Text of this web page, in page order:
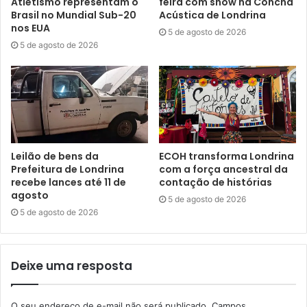
Luther King, Madre Teresa de Calcutá, Zilda Arns, Maria
Montessori, Malala Yousafzai, Chico Xavier, Nelson
Mandela e Seo Pacífico (personagem das organizações da
sociedade civil Pazeando).
Parte da programação será a contação de histórias para
crianças utilizando os avatares pacifistas. “Professoras
mediadoras da Secretaria Municipal de Educação estarão
presentes, contando para as crianças de forma lúdica a
história de algumas dessas personalidades, utilizando os
nossos avatares”, afirmou Galhardi. A contação de
histórias será também em dois horários, às 9h30 e às 15h.
Serviços oferecidos durante a ação
Brasil no Mundial Sub-20
nos EUA
5 de agosto de 2026
Acústica de Londrina
5 de agosto de 2026
Leilão de bens da
Prefeitura de Londrina
recebe lances até 11 de
agosto
5 de agosto de 2026
ECOH transforma Londrina
com a força ancestral da
contação de histórias
5 de agosto de 2026
Deixe uma resposta